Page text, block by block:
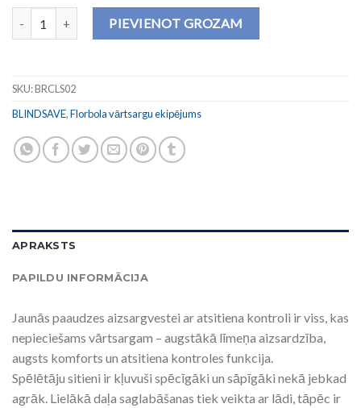
Aizsargveste ar garām piedurknēm un ar atsitiena kontroli daudzums
PIEVIENOT GROZAM
SKU:BRCLS02
BLINDSAVE,Florbola vārtsargu ekipējums
APRAKSTS
PAPILDU INFORMĀCIJA
Jaunās paaudzes aizsargvestei ar atsitiena kontroli ir viss, kas
nepieciešams vārtsargam – augstākā līmeņa aizsardzība,
augsts komforts un atsitiena kontroles funkcija.
Spēlētāju sitieni ir kļuvuši spēcīgāki un sāpīgāki nekā jebkad
agrāk. Lielākā daļa saglabāšanas tiek veikta ar lādi, tāpēc ir